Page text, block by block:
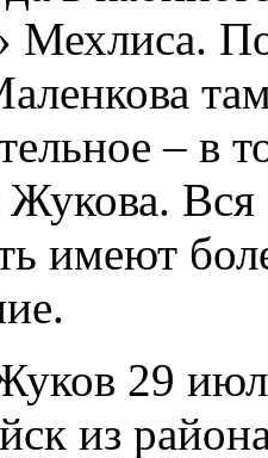
Мехлиса.
– в
Вся
имеют
29
из